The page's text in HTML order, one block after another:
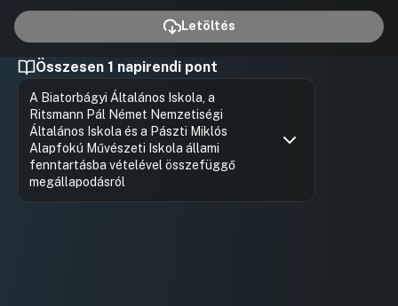
Letöltés
Összesen 1 napirendi pont
A Biatorbágyi Általános Iskola, a
Ritsmann Pál Német Nemzetiségi
Általános Iskola és a Pászti Miklós
Alapfokú Művészeti Iskola állami
fenntartásba vételével összefüggő
megállapodásról